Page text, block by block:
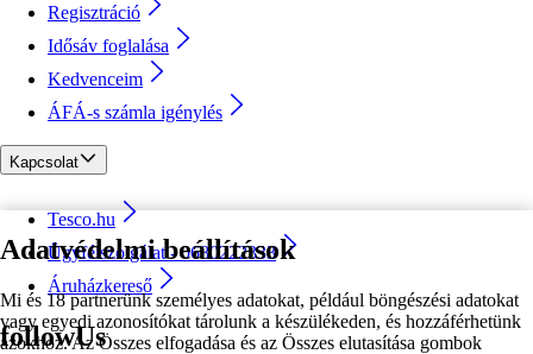
Adatvédelmi beállítások
Mi és 18 partnerünk személyes adatokat, például böngészési adatokat
vagy egyedi azonosítókat tárolunk a készülékeden, és hozzáférhetünk
azokhoz. Az Összes elfogadása és az Összes elutasítása gombok
Regisztráció
Idősáv foglalása
Kedvenceim
ÁFÁ-s számla igénylés
Kapcsolat
Tesco.hu
Ügyfélszolgálat - 0680222333
Áruházkereső
followUs